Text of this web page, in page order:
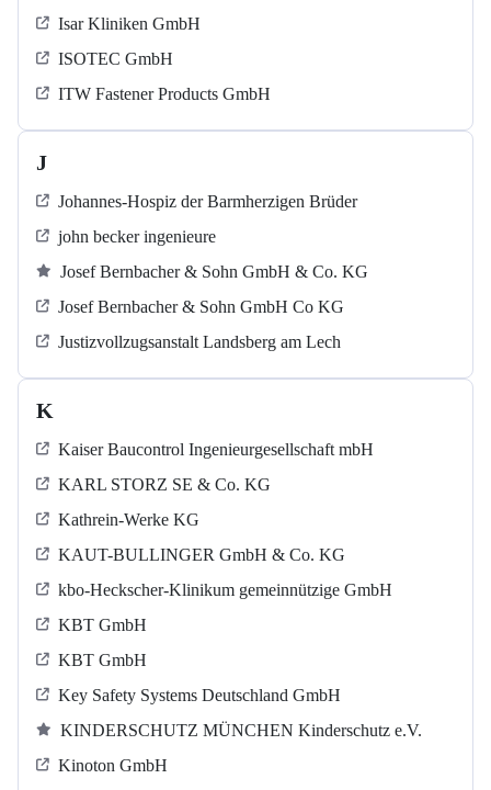
Isar Kliniken GmbH
ISOTEC GmbH
ITW Fastener Products GmbH
J
Johannes-Hospiz der Barmherzigen Brüder
john becker ingenieure
Josef Bernbacher & Sohn GmbH & Co. KG
Josef Bernbacher & Sohn GmbH Co KG
Justizvollzugsanstalt Landsberg am Lech
K
Kaiser Baucontrol Ingenieurgesellschaft mbH
KARL STORZ SE & Co. KG
Kathrein-Werke KG
KAUT-BULLINGER GmbH & Co. KG
kbo-Heckscher-Klinikum gemeinnützige GmbH
KBT GmbH
KBT GmbH
Key Safety Systems Deutschland GmbH
KINDERSCHUTZ MÜNCHEN Kinderschutz e.V.
Kinoton GmbH